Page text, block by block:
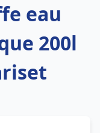
eau
200l